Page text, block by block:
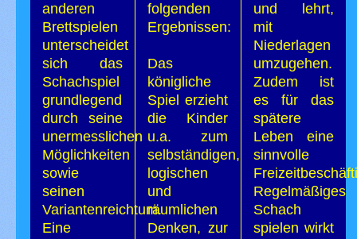
anderen
Brettspielen
unterscheidet
sich das
Schachspiel
grundlegend
durch seine
unermesslichen
Möglichkeiten
sowie
seinen
Variantenreichtum.
Eine
folgenden
Ergebnissen:
Das
königliche
Spiel erzieht
die Kinder
u.a. zum
selbständigen,
logischen
und
räumlichen
Denken, zur
und lehrt,
mit
Niederlagen
umzugehen.
Zudem ist
es für das
spätere
Leben eine
sinnvolle
Regelmäßiges
Schach
spielen wirkt